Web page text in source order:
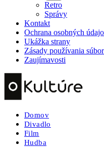
Retro
Správy
Kontakt
Ochrana osobných
Ukážka strany
Zásady používania
Zaujímavosti
Domov
Divadlo
Film
Hudba